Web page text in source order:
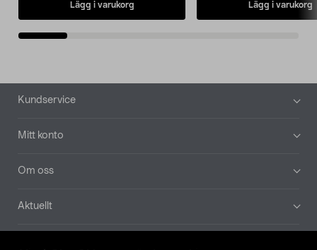
Lägg i varukorg Lägg i varukorg
Sidfot
Kundservice
Mitt konto
Om oss
Aktuellt